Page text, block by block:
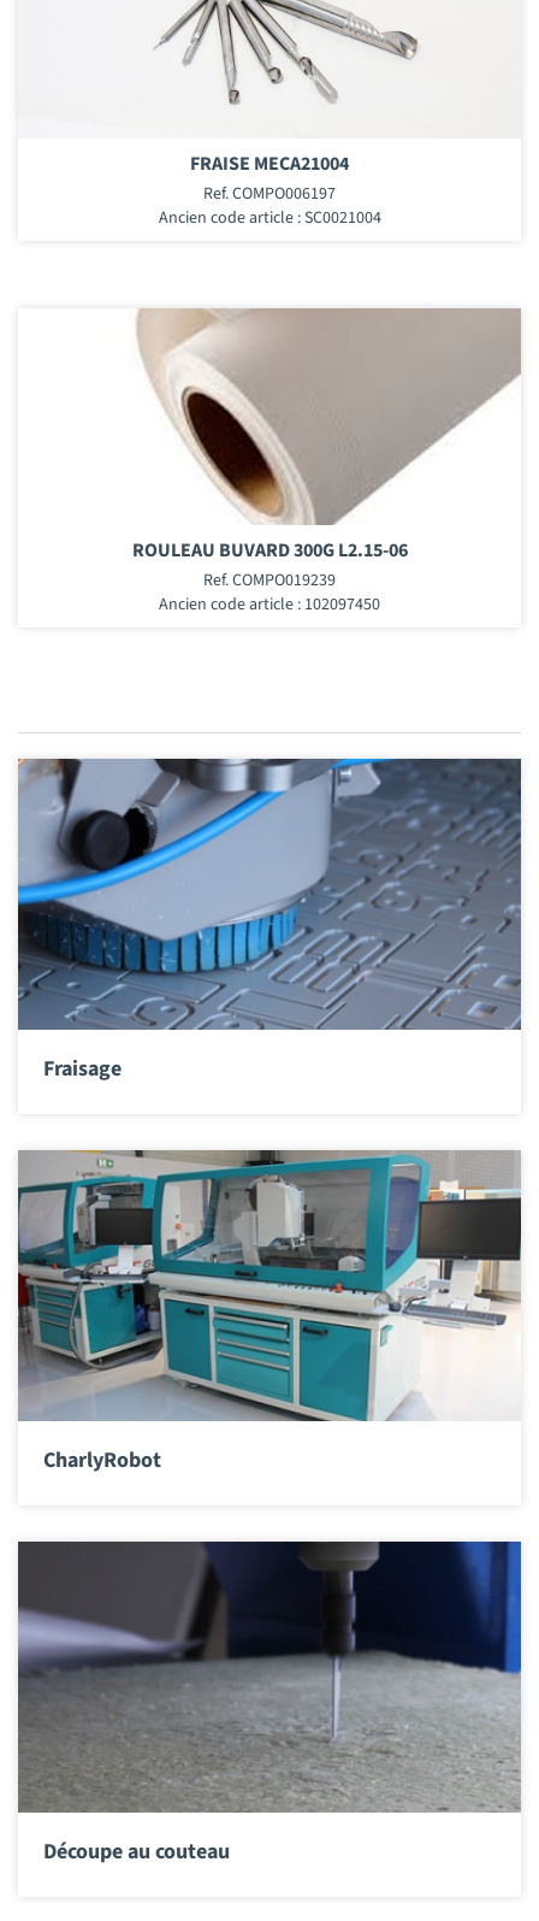
FRAISE MECA21004
Ref. COMPO006197
Ancien code article : SC0021004
ROULEAU BUVARD 300G L2.15-06
Ref. COMPO019239
Ancien code article : 102097450
Fraisage
CharlyRobot
Découpe au couteau